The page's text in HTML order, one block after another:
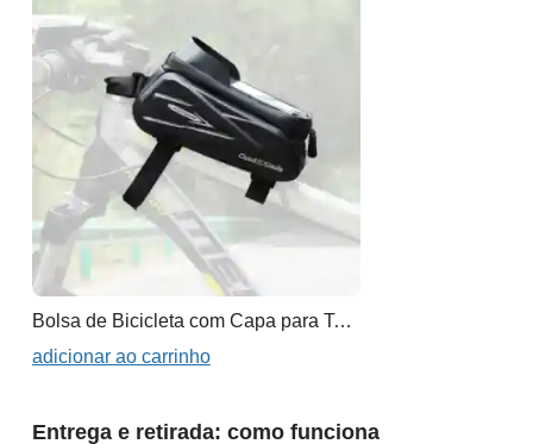
Bolsa de Bicicleta com Capa para Telefone
adicionar ao carrinho
Entrega e retirada: como funciona